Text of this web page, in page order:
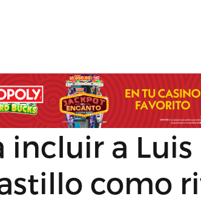
incluir a Luis
como